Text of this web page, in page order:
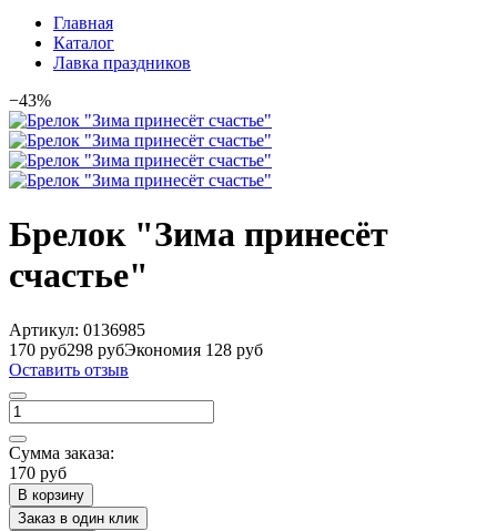
Главная
Каталог
Лавка праздников
−43%
Брелок "Зима принесёт
счастье"
Артикул: 0136985
170 руб298 рубЭкономия 128 руб
Оставить отзыв
Сумма заказа:
170 руб
В корзину
Заказ в один клик